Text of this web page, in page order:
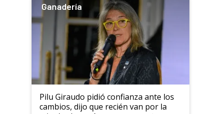
Ganadería
Pilu Giraudo pidió confianza ante los
cambios, dijo que recién van por la